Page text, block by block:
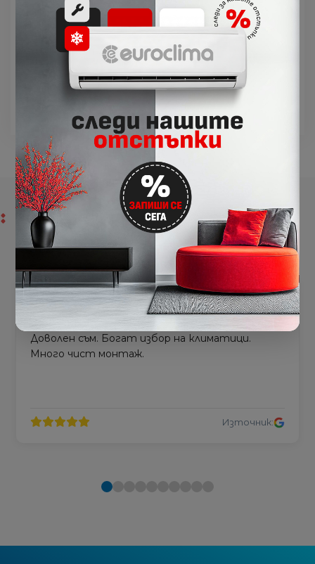
две крачета, които позволяват Вашият
електрически конвектор да бъде свободно
стоящ, а не фиксиран към стена
подходящи за конвектори Atlantic, модели –
F120, F125, F127, F129, Alstis, Altis Ecoboost, Solius
Digital, Tatou Digital
КАКВО КАЗВАТ КЛИЕНТИТЕ
ЗА НАС
G Georgi Zhekov
преди 1 седмица
Доволен съм. Богат избор на климатици.
Много чист монтаж.
Източник: